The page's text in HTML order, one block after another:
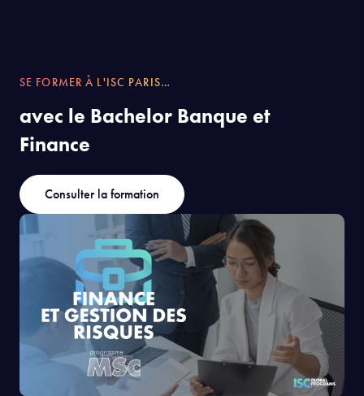
SE FORMER À L'ISC PARIS…
avec le Bachelor Banque et
Finance
Consulter la formation